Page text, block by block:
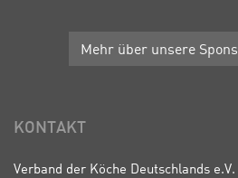
Mehr über unsere
KONTAKT
Verband der Köche Deutschlands e.V.